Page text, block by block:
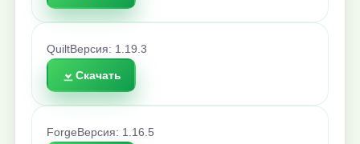
QuiltВерсия: 1.19.3
Скачать
Forge Версия: 1.16.5